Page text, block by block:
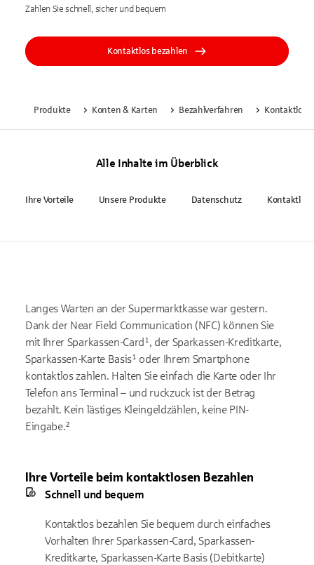
Zahlen Sie schnell, sicher und bequem
Kontaktlos bezahlen
Produkte Konten & Karten Bezahlverfahren Kontaktlos
Alle Inhalte im Überblick
Ihre Vorteile Unsere Produkte Datenschutz Kontaktlos
Langes Warten an der Supermarktkasse war gestern.
Dank der Near Field Communication (NFC) können Sie
mit Ihrer Sparkassen-Card¹, der Sparkassen-Kreditkarte,
Sparkassen-Karte Basis¹ oder Ihrem Smartphone
kontaktlos zahlen. Halten Sie einfach die Karte oder Ihr
Telefon ans Terminal – und ruckzuck ist der Betrag
bezahlt. Kein lästiges Kleingeldzählen, keine PIN-
Eingabe.²
Ihre Vorteile beim kontaktlosen Bezahlen
Schnell und bequem
Kontaktlos bezahlen Sie bequem durch einfaches
Vorhalten Ihrer Sparkassen-Card, Sparkassen-
Kreditkarte, Sparkassen-Karte Basis (Debitkarte)